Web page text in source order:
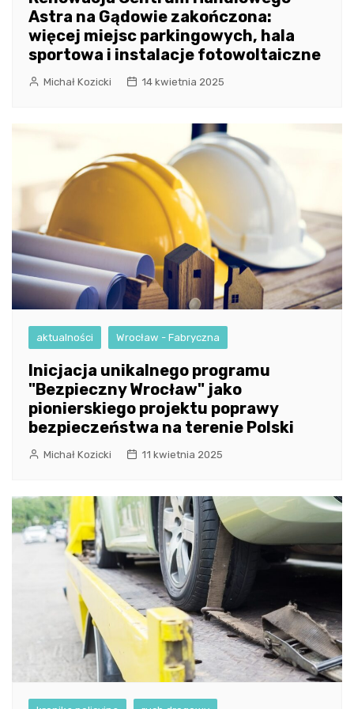
Astra na Gądowie zakończona:
więcej miejsc parkingowych, hala
sportowa i instalacje fotowoltaiczne
Michał Kozicki 14 kwietnia 2025
aktualności Wrocław - Fabryczna
Inicjacja unikalnego programu
"Bezpieczny Wrocław" jako
pionierskiego projektu poprawy
bezpieczeństwa na terenie Polski
Michał Kozicki 11 kwietnia 2025